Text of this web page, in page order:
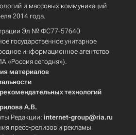
и массовых коммуникаций
2014 года.
Эл № ФС77-57640
государственное унитарное
информационное агентство
«Россия сегодня»).
материалов
технологий
А.В.
Редакции: internet-group@ria.ru
пресс-релизов и рекламы